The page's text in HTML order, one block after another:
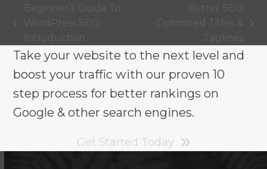
previous
post:
Beginner’s Guide To
WordPress SEO:
Introduction
post:
Better SEO
Optimized Titles &
Taglines
Take your website to the next level and
boost your traffic with our proven 10
step process for better rankings on
Google & other search engines.
Get Started Today